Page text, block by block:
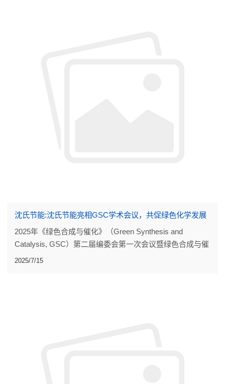
沈氏节能:沈氏节能亮相GSC学术会议，共促绿色化学发展
2025年《绿色合成与催化》（Green Synthesis and
Catalysis, GSC）第二届编委会第一次会议暨绿色合成与催
化学术会议顺利举行
2025/7/15